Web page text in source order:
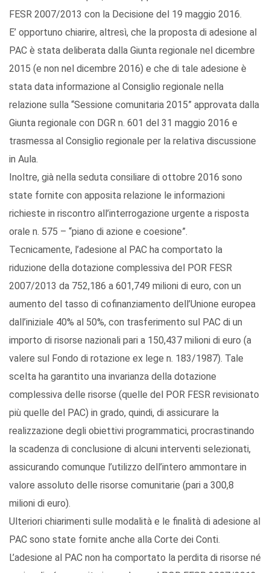
FESR 2007/2013 con la Decisione del 19 maggio 2016.
E’ opportuno chiarire, altresì, che la proposta di adesione al
PAC è stata deliberata dalla Giunta regionale nel dicembre
2015 (e non nel dicembre 2016) e che di tale adesione è
stata data informazione al Consiglio regionale nella
relazione sulla “Sessione comunitaria 2015” approvata dalla
Giunta regionale con DGR n. 601 del 31 maggio 2016 e
trasmessa al Consiglio regionale per la relativa discussione
in Aula.
Inoltre, già nella seduta consiliare di ottobre 2016 sono
state fornite con apposita relazione le informazioni
richieste in riscontro all’interrogazione urgente a risposta
orale n. 575 – “piano di azione e coesione”.
Tecnicamente, l’adesione al PAC ha comportato la
riduzione della dotazione complessiva del POR FESR
2007/2013 da 752,186 a 601,749 milioni di euro, con un
aumento del tasso di cofinanziamento dell’Unione europea
dall’iniziale 40% al 50%, con trasferimento sul PAC di un
importo di risorse nazionali pari a 150,437 milioni di euro (a
valere sul Fondo di rotazione ex lege n. 183/1987). Tale
scelta ha garantito una invarianza della dotazione
complessiva delle risorse (quelle del POR FESR revisionato
più quelle del PAC) in grado, quindi, di assicurare la
realizzazione degli obiettivi programmatici, procrastinando
la scadenza di conclusione di alcuni interventi selezionati,
assicurando comunque l’utilizzo dell’intero ammontare in
valore assoluto delle risorse comunitarie (pari a 300,8
milioni di euro).
Ulteriori chiarimenti sulle modalità e le finalità di adesione al
PAC sono state fornite anche alla Corte dei Conti.
L’adesione al PAC non ha comportato la perdita di risorse né